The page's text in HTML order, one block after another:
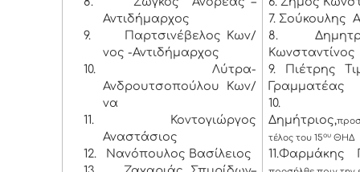
Αντιδήμαρχος
9.
Παρτσινέβελος Κων/
νος -Αντιδήμαρχος
10.
Λύτρα-
Ανδρουτσοπούλου Κων/
να
11.
Κοντογιώργος
Αναστάσιος
12.
Νανόπουλος Βασίλειος
7. Σούκουλης
8.
Κωνσταντίνος
9. Πιέτρης
Γραμματέας
10.
Δημήτριος,
τέλος του 15ου ΘΗΔ
11.Φαρμάκης